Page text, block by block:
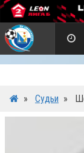
» Судьи »